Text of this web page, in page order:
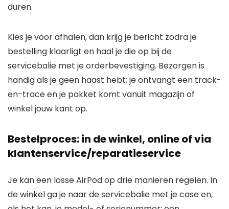
duren.
Kies je voor afhalen, dan krijg je bericht zodra je
bestelling klaarligt en haal je die op bij de
servicebalie met je orderbevestiging. Bezorgen is
handig als je geen haast hebt; je ontvangt een track-
en-trace en je pakket komt vanuit magazijn of
winkel jouw kant op.
Bestelproces: in de winkel, online of via
klantenservice/reparatieservice
Je kan een losse AirPod op drie manieren regelen. In
de winkel ga je naar de servicebalie met je case en,